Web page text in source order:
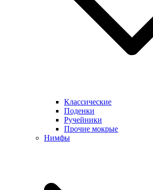
Классические
Поденки
Ручейники
Прочие мокрые
Нимфы